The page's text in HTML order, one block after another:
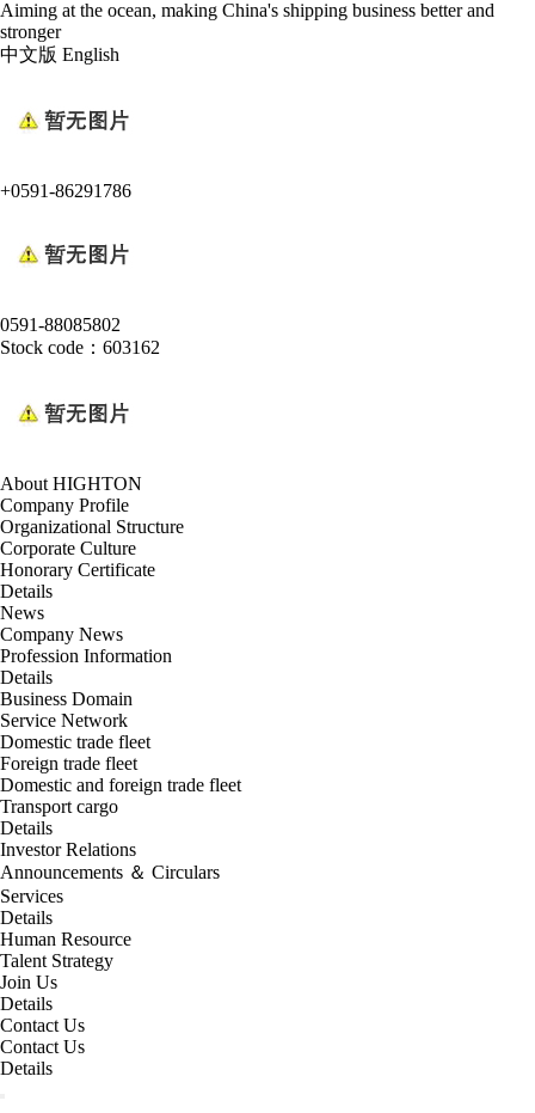
Aiming at the ocean, making China's shipping business better and
stronger
中文版 English
+0591-86291786
0591-88085802
Stock code：603162
About HIGHTON
Company Profile
Organizational Structure
Corporate Culture
Honorary Certificate
Details
News
Company News
Profession Information
Details
Business Domain
Service Network
Domestic trade fleet
Foreign trade fleet
Domestic and foreign trade fleet
Transport cargo
Details
Investor Relations
Announcements ＆ Circulars
Services
Details
Human Resource
Talent Strategy
Join Us
Details
Contact Us
Contact Us
Details